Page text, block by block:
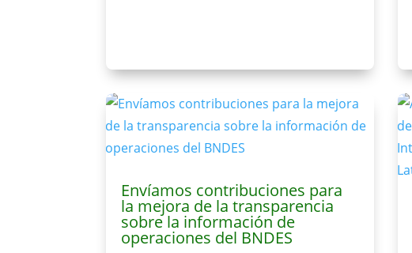
Envíamos contribuciones para
la mejora de la transparencia
sobre la información de
operaciones del BNDES